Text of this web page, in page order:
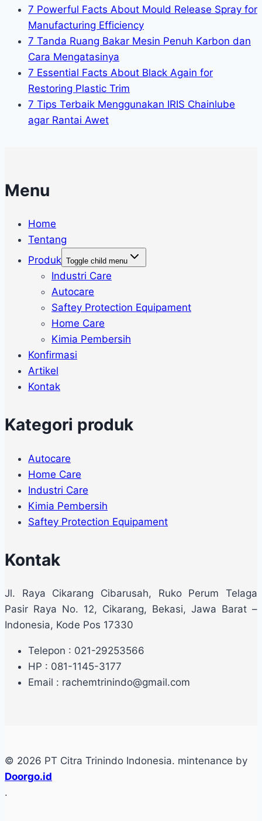
7 Powerful Facts About Mould Release Spray for
Manufacturing Efficiency
7 Tanda Ruang Bakar Mesin Penuh Karbon dan
Cara Mengatasinya
7 Essential Facts About Black Again for
Restoring Plastic Trim
7 Tips Terbaik Menggunakan IRIS Chainlube
agar Rantai Awet
Menu
Home
Tentang
Produk Toggle child menu
Industri Care
Autocare
Saftey Protection Equipament
Home Care
Kimia Pembersih
Konfirmasi
Artikel
Kontak
Kategori produk
Autocare
Home Care
Industri Care
Kimia Pembersih
Saftey Protection Equipament
Kontak
Jl. Raya Cikarang Cibarusah, Ruko Perum Telaga
Pasir Raya No. 12, Cikarang, Bekasi, Jawa Barat –
Indonesia, Kode Pos 17330
Telepon : 021-29253566
HP : 081-1145-3177
Email : rachemtrinindo@gmail.com
© 2026 PT Citra Trinindo Indonesia. mintenance by
Doorgo.id
.